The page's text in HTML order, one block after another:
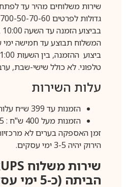
שירות משלוחים מהיר עד
גדולות לפרטים 1-700-50-70-60).
המשלוח תבוצע עד חמישה
טלפוני. לא כולל שישי-שבת,
עלות השירות
הזמנות עד 399 ש״ח עלות 20 שקלים
הזמנות מעל 400 ש"ח : 15 ש״ח
זמן האספקה בערים לא
הירוק יהיה 3-5 ימי עסקים.
שירות משלוח
הביתה (כ-5 ימי עסקים)